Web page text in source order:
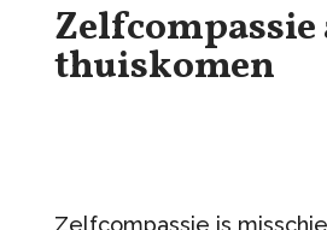
Zelfcompassie
thuiskomen
Zelfcompassie is